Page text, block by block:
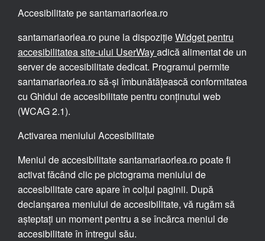
Accesibilitate pe santamariaorlea.ro
santamariaorlea.ro pune la dispozițieWidget pentru
accesibilitatea site-ului UserWayadică alimentat de un
server de accesibilitate dedicat. Programul permite
santamariaorlea.ro să-și îmbunătățească conformitatea
cu Ghidul de accesibilitate pentru conținutul web
(WCAG 2.1).
Activarea meniului Accesibilitate
Meniul de accesibilitate santamariaorlea.ro poate fi
activat făcând clic pe pictograma meniului de
accesibilitate care apare în colțul paginii. După
declanșarea meniului de accesibilitate, vă rugăm să
așteptați un moment pentru a se încărca meniul de
accesibilitate în întregul său.